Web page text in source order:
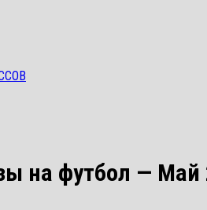
на футбол — Май